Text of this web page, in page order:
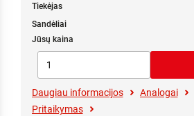
Tiekėjas
Sandėliai
Jūsų kaina
Daugiau informacijos Analogai
Pritaikymas